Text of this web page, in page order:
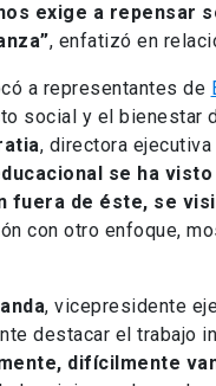
exige a repensar
, enfatizó en
a representantes de
social y el bienestar
, directora ejecutiva
se ha
fuera de éste, se
con otro enfoque,
, vicepresidente
destacar el trabajo
difícilmente